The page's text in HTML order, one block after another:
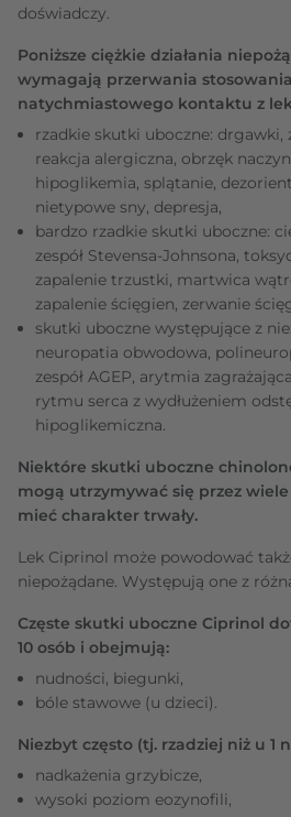
doświadczy.
Poniższe ciężkie działania
wymagają przerwania
natychmiastowego kontaktu z
rzadkie skutki uboczne: drgawki,
reakcja alergiczna, obrzęk
hipoglikemia, splątanie,
nietypowe sny, depresja,
bardzo rzadkie skutki uboczne:
zespół Stevensa-Johnsona,
zapalenie trzustki, martwica
zapalenie ścięgien, zerwanie
skutki uboczne występujące z
neuropatia obwodowa,
zespół AGEP, arytmia
rytmu serca z wydłużeniem
hipoglikemiczna.
Niektóre skutki uboczne
mogą utrzymywać się przez
mieć charakter trwały.
Lek Ciprinol może powodować
niepożądane. Występują one z
Częste skutki uboczne Ciprinol
10 osób i obejmują:
nudności, biegunki,
bóle stawowe (u dzieci).
Niezbyt często (tj. rzadziej niż u 1
nadkażenia grzybicze,
wysoki poziom eozynofili,